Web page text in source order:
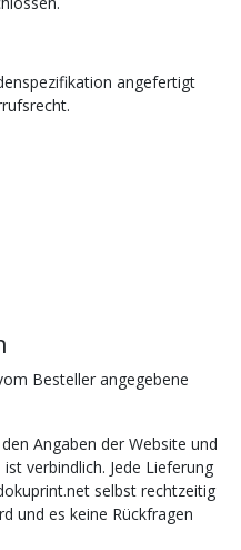
angefertigt
Besteller angegebene
Angaben der Website und
verbindlich. Jede Lieferung
selbst rechtzeitig
und es keine Rückfragen